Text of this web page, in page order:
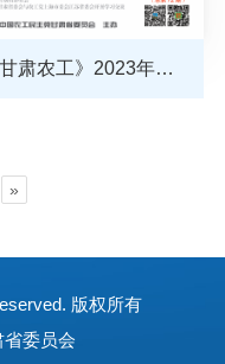
甘肃农工》2023年第2
»
版权所有
委员会